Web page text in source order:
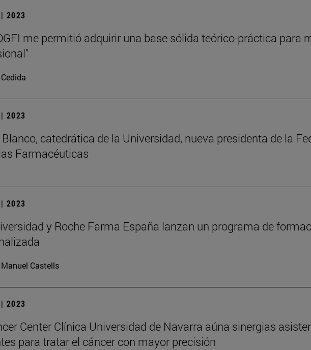
2023
me permitió adquirir una base sólida teórico-práctica para
Cedida
2023
catedrática de la Universidad, nueva presidenta de la
Farmacéuticas
2023
y Roche Farma España lanzan un programa de
Manuel Castells
2023
Center Clínica Universidad de Navarra aúna sinergias
para tratar el cáncer con mayor precisión